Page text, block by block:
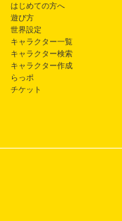
はじめての方へ
遊び方
世界設定
キャラクター一覧
キャラクター検索
キャラクター作成
らっポ
チケット